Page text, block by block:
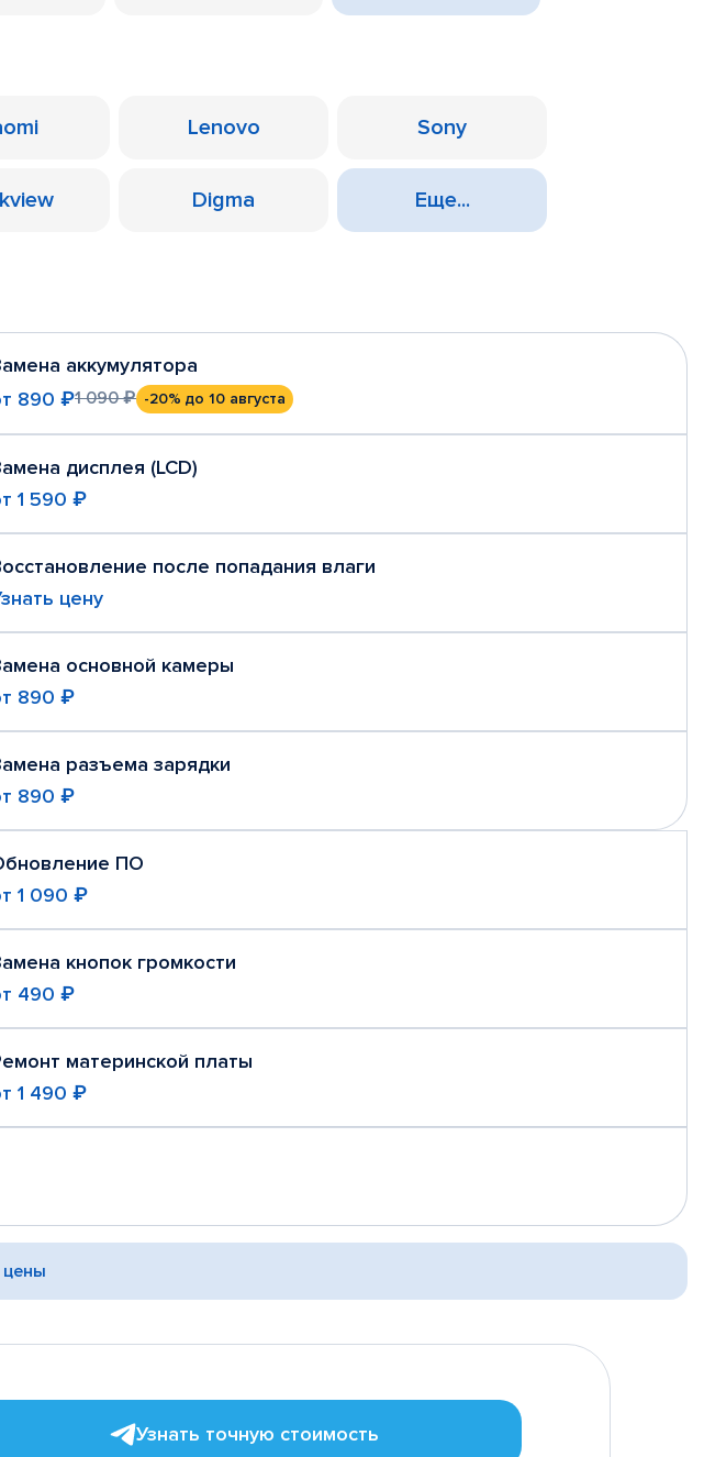
Lenovo Sony
Digma Еще...
аккумулятора
890 ₽1 090 ₽ -20% до 10 августа
дисплея (LCD)
1 590 ₽
после попадания влаги
цену
основной камеры
890 ₽
разъема зарядки
890 ₽
ПО
1 090 ₽
кнопок громкости
490 ₽
материнской платы
1 490 ₽
цены
Узнать точную стоимость